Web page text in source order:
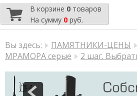
В корзине 0 товаров
На сумму 0 руб.
Вы здесь: ПАМЯТНИКИ-ЦЕНЫ
МРАМОРА серые
2 шаг.